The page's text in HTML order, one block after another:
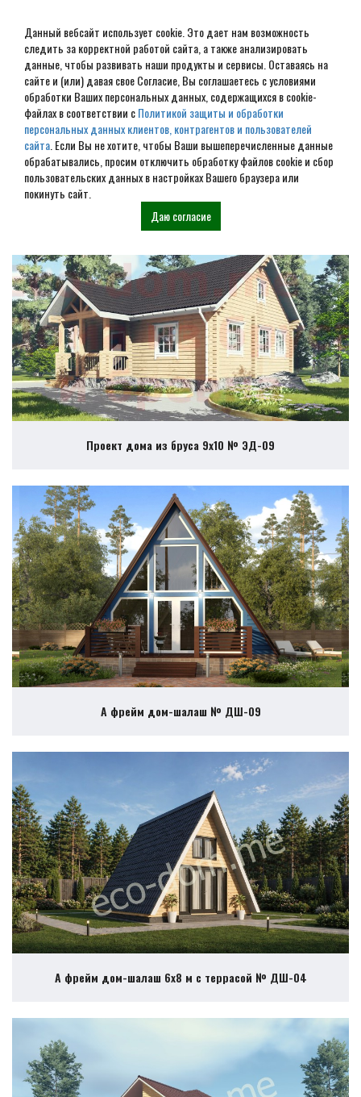
Данный вебсайт использует cookie. Это дает нам возможность
следить за корректной работой сайта, а также анализировать
данные, чтобы развивать наши продукты и сервисы. Оставаясь на
сайте и (или) давая свое Согласие, Вы соглашаетесь с условиями
обработки Ваших персональных данных, содержащихся в cookie-
файлах в соответствии сПолитикой защиты и обработки
персональных данных клиентов, контрагентов и пользователей
сайта . Если Вы не хотите, чтобы Ваши вышеперечисленные данные
обрабатывались, просим отключить обработку файлов cookie и сбор
пользовательских данных в настройках Вашего браузера или
покинуть сайт.
Даю согласие
Строительство домов под
усадку в Велиже
Наши проекты
Проект дома из бруса 9х10 № ЭД-09
А фрейм дом-шалаш № ДШ-09
А фрейм дом-шалаш 6х8 м с террасой № ДШ-04